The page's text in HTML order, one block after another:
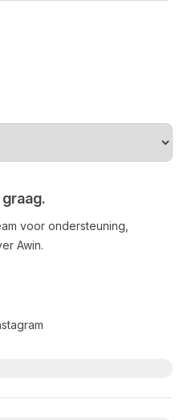
voor ondersteuning,
Awin.